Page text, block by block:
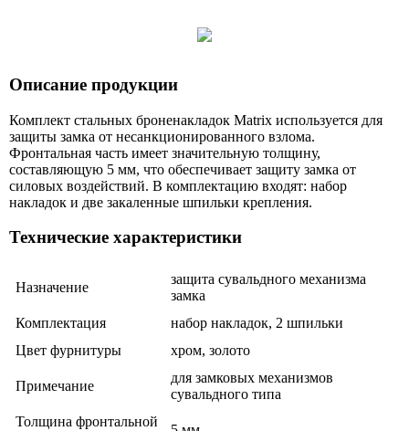
Описание продукции
Комплект стальных броненакладок Matrix используется для
защиты замка от несанкционированного взлома.
Фронтальная часть имеет значительную толщину,
составляющую 5 мм, что обеспечивает защиту замка от
силовых воздействий. В комплектацию входят: набор
накладок и две закаленные шпильки крепления.
Технические характеристики
Назначение
защита сувальдного механизма
замка
Комплектация
набор накладок, 2 шпильки
Цвет фурнитуры
хром, золото
Примечание
для замковых механизмов
сувальдного типа
Толщина фронтальной